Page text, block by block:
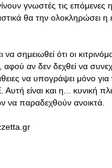
γνωστές τις
θα την ολοκληρώσει
να σημειωθεί ότι οι
αν δεν δεχθεί να
να υπογράψει μόνο
είναι και η... κυνική
να παραδεχθούν ανοικτά.